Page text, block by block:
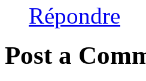
Répondre
Post a